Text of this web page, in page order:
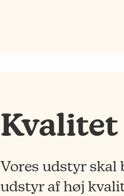
Kvalitet
Vores udstyr skal
udstyr af høj